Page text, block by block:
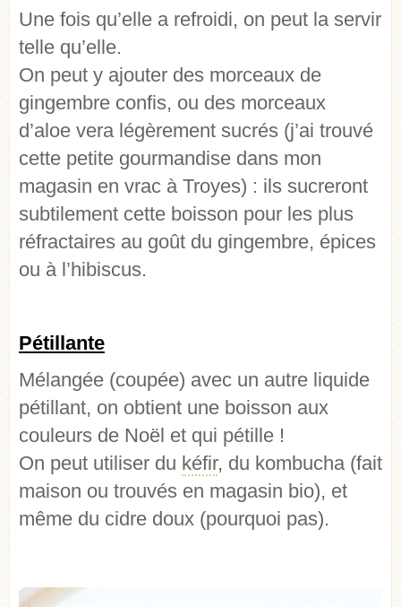
Une fois qu’elle a refroidi, on peut la servir
telle qu’elle.
On peut y ajouter des morceaux de
gingembre confis, ou des morceaux
d’aloe vera légèrement sucrés (j’ai trouvé
cette petite gourmandise dans mon
magasin en vrac à Troyes) : ils sucreront
subtilement cette boisson pour les plus
réfractaires au goût du gingembre, épices
ou à l’hibiscus.
Pétillante
Mélangée (coupée) avec un autre liquide
pétillant, on obtient une boisson aux
couleurs de Noël et qui pétille !
On peut utiliser du kéfir, du kombucha (fait
maison ou trouvés en magasin bio), et
même du cidre doux (pourquoi pas).